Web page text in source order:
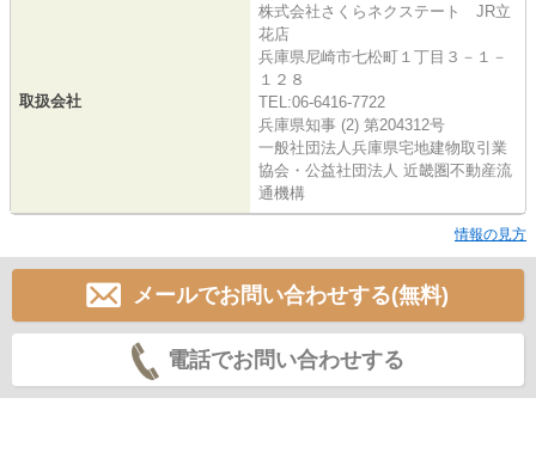
取扱会社
株式会社さくらネクステート JR立
花店
兵庫県尼崎市七松町１丁目３－１－
１２８
TEL:06-6416-7722
兵庫県知事 (2) 第204312号
一般社団法人兵庫県宅地建物取引業
協会・公益社団法人 近畿圏不動産流
通機構
情報の見方
メールでお問い合わせする(無料)
電話でお問い合わせする